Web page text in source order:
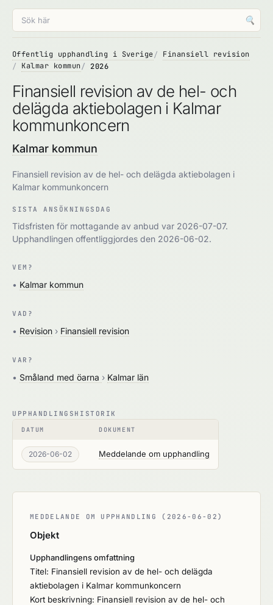
🔍
Offentlig upphandling i Sverige
Finansiell revision
Kalmar kommun
2026
Finansiell revision av de hel- och
delägda aktiebolagen i Kalmar
kommunkoncern
Kalmar kommun
Finansiell revision av de hel- och delägda aktiebolagen i
Kalmar kommunkoncern
SISTA ANSÖKNINGSDAG
Tidsfristen för mottagande av anbud var 2026-07-07.
Upphandlingen offentliggjordes den 2026-06-02.
VEM?
• Kalmar kommun
VAD?
• Revision › Finansiell revision
VAR?
• Småland med öarna › Kalmar län
UPPHANDLINGSHISTORIK
DATUM DOKUMENT
2026-06-02 Meddelande om upphandling
MEDDELANDE OM UPPHANDLING (2026-06-02)
Objekt
Upphandlingens omfattning
Titel: Finansiell revision av de hel- och delägda
aktiebolagen i Kalmar kommunkoncern
Kort beskrivning: Finansiell revision av de hel- och